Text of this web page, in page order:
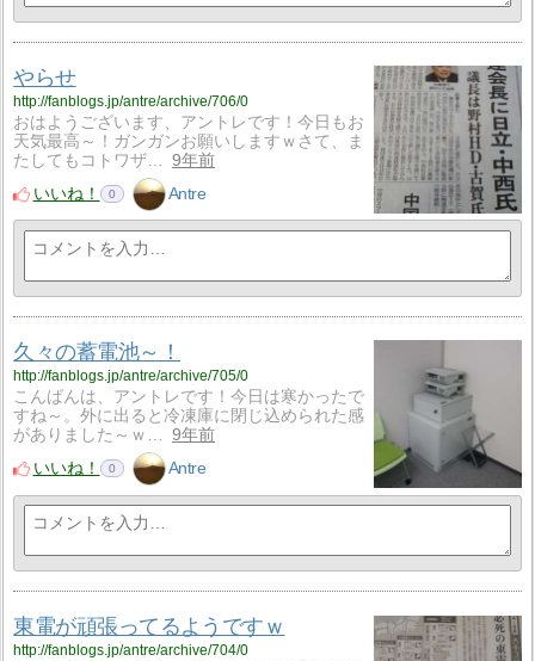
やらせ
http://fanblogs.jp/antre/archive/706/0
おはようございます、アントレです！今日もお
天気最高～！ガンガンお願いしますｗさて、ま
たしてもコトワザ…
9年前
いいね！
0 Antre
久々の蓄電池～！
http://fanblogs.jp/antre/archive/705/0
こんばんは、アントレです！今日は寒かったで
すね～。外に出ると冷凍庫に閉じ込められた感
がありました～ｗ…
9年前
いいね！
0 Antre
東電が頑張ってるようですｗ
http://fanblogs.jp/antre/archive/704/0